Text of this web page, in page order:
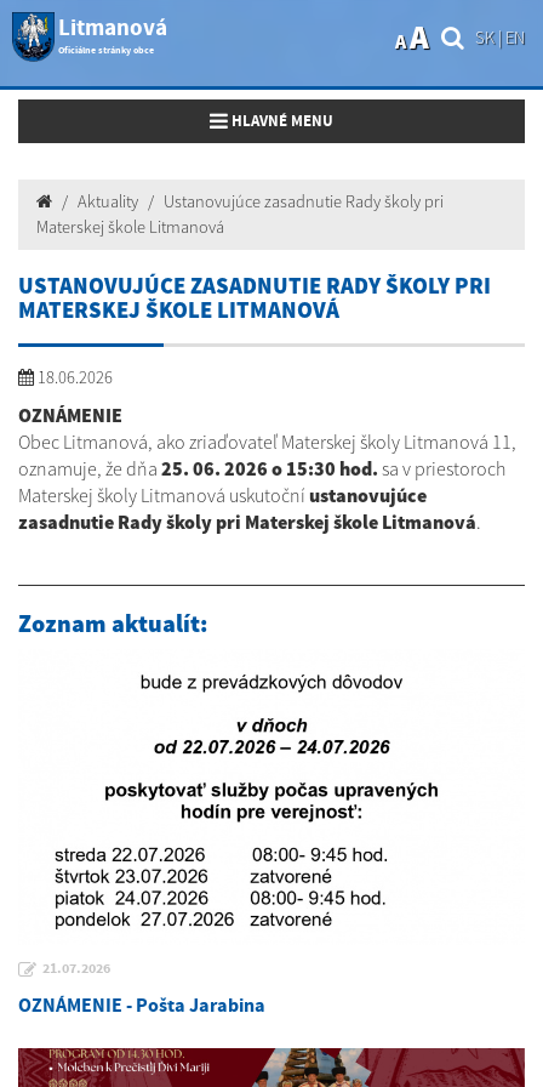
Litmanová
Oficiálne stránky obce
SK| EN
AA
Toggle navigation
HLAVNÉ MENU
Aktuality
Ustanovujúce zasadnutie Rady školy pri
Materskej škole Litmanová
USTANOVUJÚCE ZASADNUTIE RADY ŠKOLY PRI
MATERSKEJ ŠKOLE LITMANOVÁ
18.06.2026
OZNÁMENIE
Obec Litmanová, ako zriaďovateľ Materskej školy Litmanová 11,
oznamuje, že dňa 25. 06. 2026 o 15:30 hod. sa v priestoroch
Materskej školy Litmanová uskutoční ustanovujúce
zasadnutie Rady školy pri Materskej škole Litmanová.
Zoznam aktualít:
21.07.2026
OZNÁMENIE - Pošta Jarabina